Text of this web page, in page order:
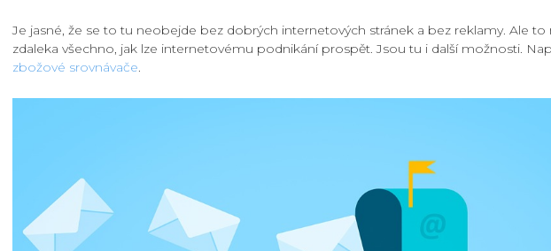
Je jasné, že se to tu neobejde bez dobrých internetových stránek a bez reklamy. Ale to
zdaleka všechno, jak lze internetovému podnikání prospět. Jsou tu i další možnosti.
zbožové srovnávače.